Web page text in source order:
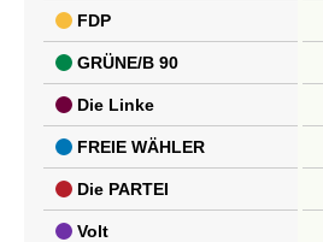
FDP
GRÜNE/B 90
Die Linke
FREIE WÄHLER
Die PARTEI
Volt